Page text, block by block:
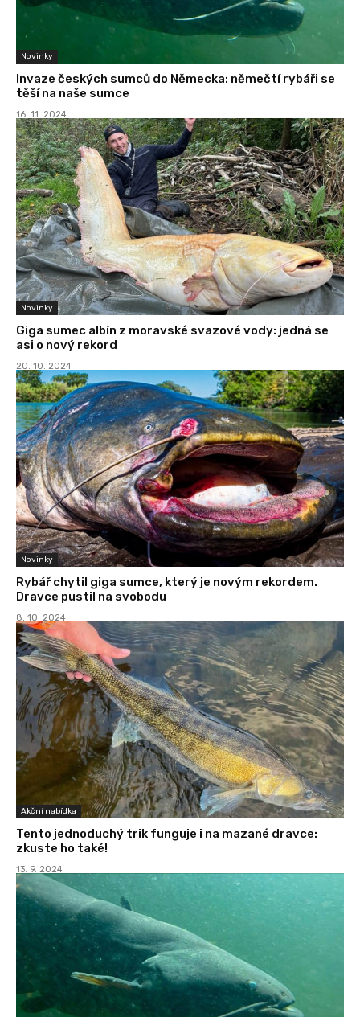
Novinky
Invaze českých sumců do Německa: němečtí rybáři se
těší na naše sumce
16. 11. 2024
Novinky
Giga sumec albín z moravské svazové vody: jedná se
asi o nový rekord
20. 10. 2024
Novinky
Rybář chytil giga sumce, který je novým rekordem.
Dravce pustil na svobodu
8. 10. 2024
Akční nabídka
Tento jednoduchý trik funguje i na mazané dravce:
zkuste ho také!
13. 9. 2024